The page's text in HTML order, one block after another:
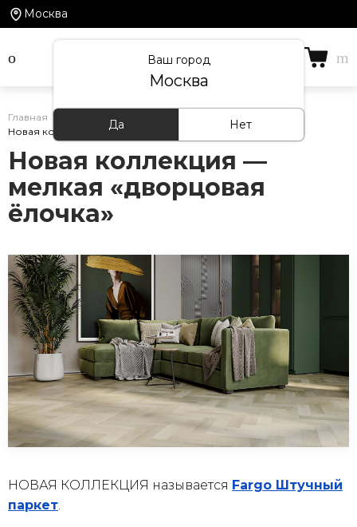
Москва
Ваш город
Москва
Да Нет
Главная
/
Новая коллекция — мелкая «дворцовая ёлочка»
Новая коллекция —
мелкая «дворцовая
ёлочка»
НОВАЯ КОЛЛЕКЦИЯ называется Fargo Штучный
паркет